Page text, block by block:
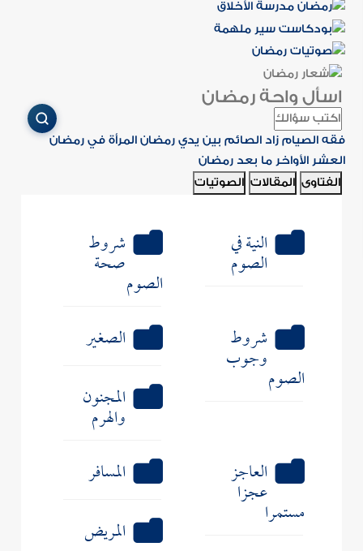
اسأل واحة رمضان
فقه الصيام زاد الصائم بين يدي رمضان المرأة في رمضان
العشر الأواخر ما بعد رمضان
الفتاوى المقالات الصوتيات
النية في
الصوم
شروط
صحة
الصوم
شروط
وجوب
الصوم
الصغير
المجنون
والهرم
العاجز
عجزا
مستمرا
المسافر
المريض